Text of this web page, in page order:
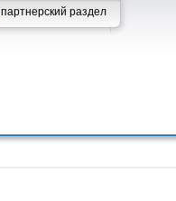
партнерский раздел